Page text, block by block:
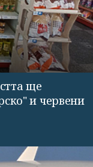
ще
и червени